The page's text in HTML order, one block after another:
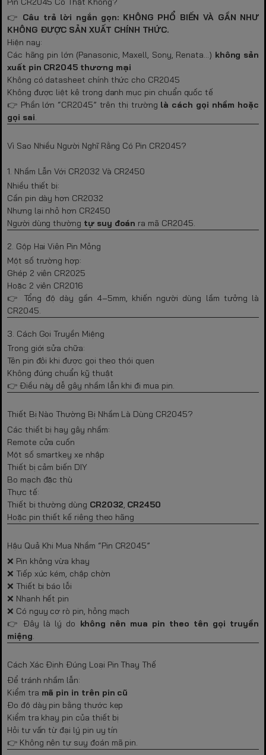
👉 Câu trả lời ngắn gọn: KHÔNG PHỔ BIẾN VÀ GẦN NHƯ
KHÔNG ĐƯỢC SẢN XUẤT CHÍNH THỨC.
Hiện nay:
Các hãng pin lớn (Panasonic, Maxell, Sony, Renata…) không sản
xuất pin CR2045 thương mại
Không có datasheet chính thức cho CR2045
Không được liệt kê trong danh mục pin chuẩn quốc tế
👉 Phần lớn “CR2045” trên thị trường là cách gọi nhầm hoặc
gọi sai.
Vì Sao Nhiều Người Nghĩ Rằng Có Pin CR2045?
1. Nhầm Lẫn Với CR2032 Và CR2450
Nhiều thiết bị:
Cần pin dày hơn CR2032
Nhưng lại nhỏ hơn CR2450
Người dùng thường tự suy đoán ra mã CR2045.
2. Gộp Hai Viên Pin Mỏng
Một số trường hợp:
Ghép 2 viên CR2025
Hoặc 2 viên CR2016
👉 Tổng độ dày gần 4–5mm, khiến người dùng lầm tưởng là
CR2045.
3. Cách Gọi Truyền Miệng
Trong giới sửa chữa:
Tên pin đôi khi được gọi theo thói quen
Không đúng chuẩn kỹ thuật
👉 Điều này dễ gây nhầm lẫn khi đi mua pin.
Thiết Bị Nào Thường Bị Nhầm Là Dùng CR2045?
Các thiết bị hay gây nhầm:
Remote cửa cuốn
Một số smartkey xe nhập
Thiết bị cảm biến DIY
Bo mạch đặc thù
Thực tế:
Thiết bị thường dùng CR2032, CR2450
Hoặc pin thiết kế riêng theo hãng
Hậu Quả Khi Mua Nhầm “Pin CR2045”
❌ Pin không vừa khay
❌ Tiếp xúc kém, chập chờn
❌ Thiết bị báo lỗi
❌ Nhanh hết pin
❌ Có nguy cơ rò pin, hỏng mạch
👉 Đây là lý do không nên mua pin theo tên gọi truyền
miệng.
Cách Xác Định Đúng Loại Pin Thay Thế
Để tránh nhầm lẫn:
Kiểm tra mã pin in trên pin cũ
Đo độ dày pin bằng thước kẹp
Kiểm tra khay pin của thiết bị
Hỏi tư vấn từ đại lý pin uy tín
👉 Không nên tự suy đoán mã pin.